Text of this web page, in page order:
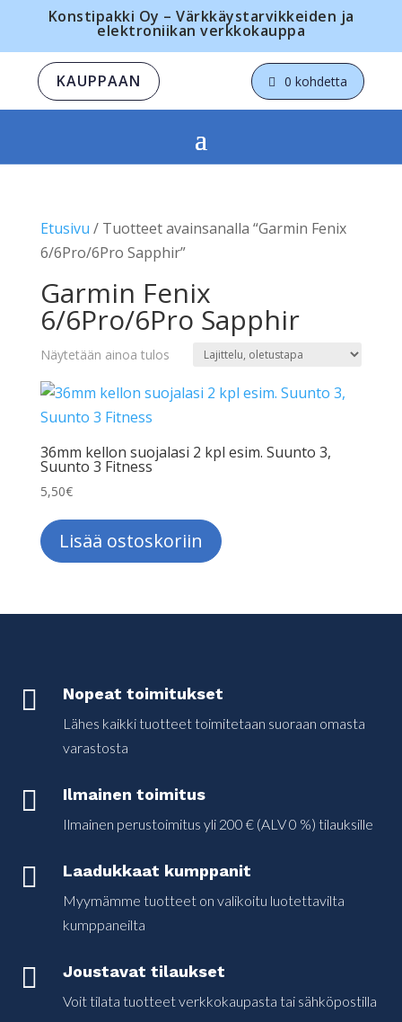
Konstipakki Oy – Värkkäystarvikkeiden ja
elektroniikan verkkokauppa
KAUPPAAN 0 kohdetta
Etusivu / Tuotteet avainsanalla “Garmin Fenix
6/6Pro/6Pro Sapphir”
Garmin Fenix
6/6Pro/6Pro Sapphir
Näytetään ainoa tulos
36mm kellon suojalasi 2 kpl esim. Suunto 3,
Suunto 3 Fitness
5,50€
Lisää ostoskoriin
 Nopeat toimitukset
Lähes kaikki tuotteet toimitetaan suoraan omasta
varastosta
 Ilmainen toimitus
Ilmainen perustoimitus yli 200 € (ALV 0 %) tilauksille
 Laadukkaat kumppanit
Myymämme tuotteet on valikoitu luotettavilta
kumppaneilta
 Joustavat tilaukset
Voit tilata tuotteet verkkokaupasta tai sähköpostilla